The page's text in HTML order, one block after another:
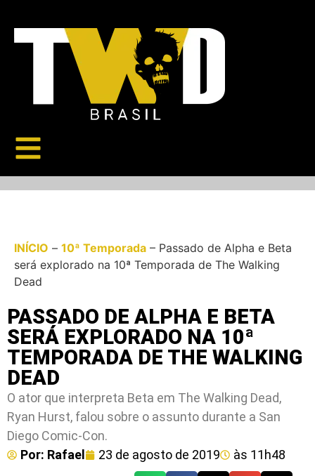
INÍCIO – 10ª Temporada – Passado de Alpha e Beta
será explorado na 10ª Temporada de The Walking
Dead
PASSADO DE ALPHA E BETA
SERÁ EXPLORADO NA 10ª
TEMPORADA DE THE WALKING
DEAD
O ator que interpreta Beta em The Walking Dead,
Ryan Hurst, falou sobre o assunto durante a San
Diego Comic-Con.
Por: Rafael 23 de agosto de 2019 às 11h48